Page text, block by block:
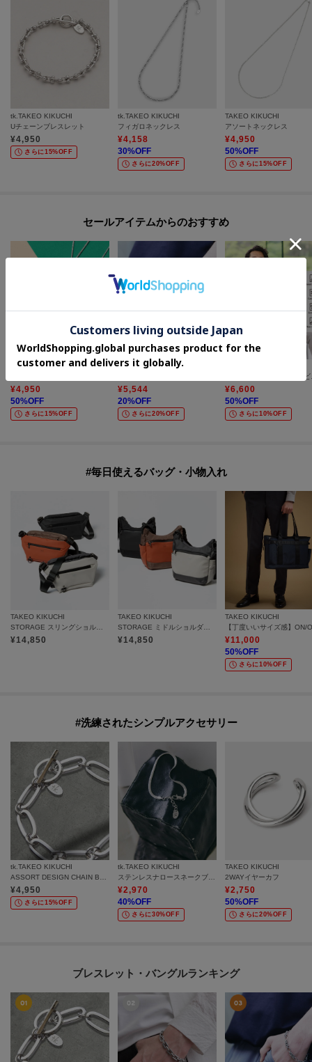
tk.TAKEO KIKUCHI
Uチェーンブレスレット
¥4,950
さらに15%OFF
tk.TAKEO KIKUCHI
フィガロネックレス
¥4,158
30%OFF
さらに20%OFF
TAKEO KIKUCHI
アソートネックレス
¥4,950
50%OFF
さらに15%OFF
セールアイテムからのおすすめ
TAKEO KIKUCHI
¥4,950
50%OFF
さらに15%OFF
tk.TAKEO KIKUCHI
¥5,544
20%OFF
さらに20%OFF
¥6,600
50%OFF
さらに10%OFF
#毎日使えるバッグ・小物入れ
TAKEO KIKUCHI
¥14,850
TAKEO KIKUCHI
¥14,850
TAKEO KIKUCHI
¥11,000
50%OFF
さらに10%OFF
#洗練されたシンプルアクセサリー
tk.TAKEO KIKUCHI
¥4,950
さらに15%OFF
tk.TAKEO KIKUCHI
¥2,970
40%OFF
さらに30%OFF
TAKEO KIKUCHI
2WAYイヤーカフ
¥2,750
50%OFF
さらに20%OFF
ブレスレット・バングルランキング